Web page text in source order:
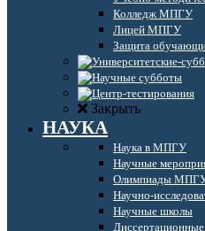
Колледж МПГУ
Лицей МПГУ
Защита
Закрыть
НАУКА
Наука в МПГУ
Научные
Олимпиады
Научно-
Научные школы